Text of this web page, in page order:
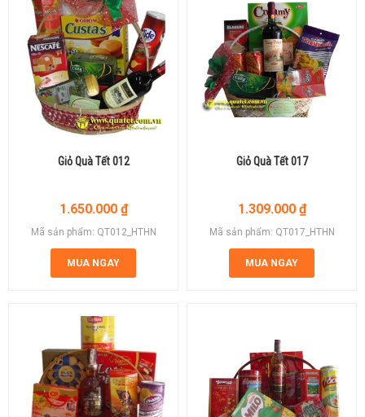
Giỏ Quà Tết 012
1.650.000 ₫
Mã sản phẩm: QT012_HTHN
MUA NGAY
Giỏ Quà Tết 017
1.309.000 ₫
Mã sản phẩm: QT017_HTHN
MUA NGAY